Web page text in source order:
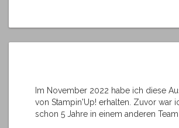
Im November 2022 habe ich diese
von Stampin'Up! erhalten. Zuvor war
schon 5 Jahre in einem anderen Team